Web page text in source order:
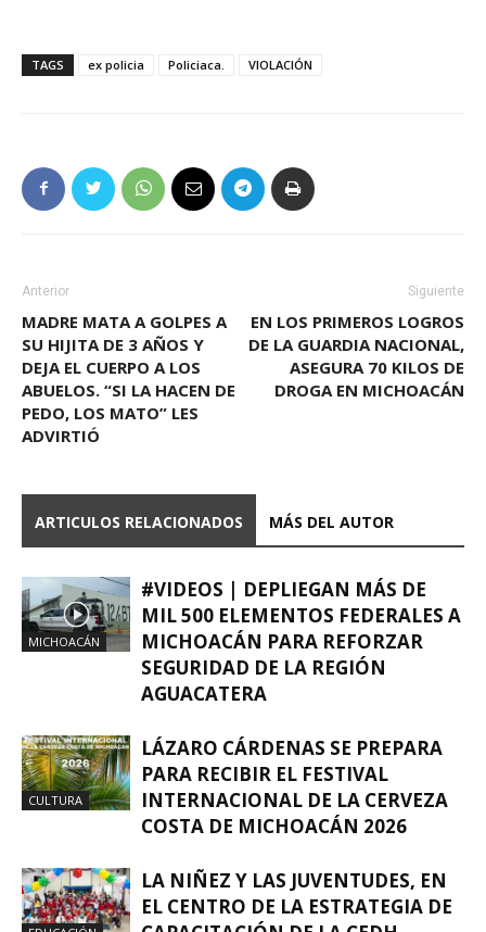
TAGS ex policia Policiaca. VIOLACIÓN
Anterior
MADRE MATA A GOLPES A
SU HIJITA DE 3 AÑOS Y
DEJA EL CUERPO A LOS
ABUELOS. “SI LA HACEN DE
PEDO, LOS MATO” LES
ADVIRTIÓ
Siguiente
EN LOS PRIMEROS LOGROS
DE LA GUARDIA NACIONAL,
ASEGURA 70 KILOS DE
DROGA EN MICHOACÁN
ARTICULOS RELACIONADOS MÁS DEL AUTOR
MICHOACÁN
#VIDEOS | DEPLIEGAN MÁS DE
MIL 500 ELEMENTOS FEDERALES A
MICHOACÁN PARA REFORZAR
SEGURIDAD DE LA REGIÓN
AGUACATERA
CULTURA
LÁZARO CÁRDENAS SE PREPARA
PARA RECIBIR EL FESTIVAL
INTERNACIONAL DE LA CERVEZA
COSTA DE MICHOACÁN 2026
LA NIÑEZ Y LAS JUVENTUDES, EN
EL CENTRO DE LA ESTRATEGIA DE